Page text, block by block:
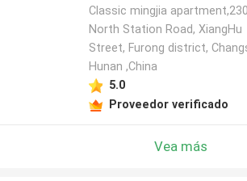
Classic mingjia
North Station Road, XiangHu
Street, Furong district,
Hunan ,China
5.0
Proveedor verificado
Vea más